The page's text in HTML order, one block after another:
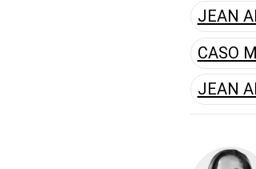
JEAN
CASO
JEAN